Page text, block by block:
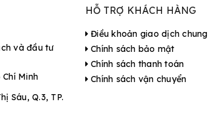
và đầu tư
Minh
Sáu, Q.3, TP.
HỖ TRỢ KHÁCH HÀNG
Điều khoản giao dịch chung
Chính sách bảo mật
Chính sách thanh toán
Chính sách vận chuyển